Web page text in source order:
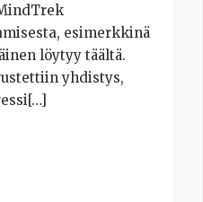
esimerkkinä
löytyy täältä.
yhdistys,